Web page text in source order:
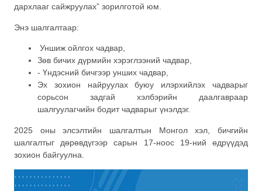
дархлааг сайжруулах” зорилготой юм.
Энэ шалгалтаар:
Уншиж ойлгох чадвар,
Зөв бичих дүрмийн хэрэглээний чадвар,
- Үндэсний бичгээр унших чадвар,
Эх зохион найруулах буюу илэрхийлэх чадварыг
сорьсон задгай хэлбэрийн даалгавраар
шалгуулагчийн бодит чадварыг үнэлдэг.
2025 оны элсэлтийн шалгалтын Монгол хэл, бичгийн
шалгалтыг дөрөвдүгээр сарын 17-ноос 19-ний өдрүүдэд
зохион байгуулна.